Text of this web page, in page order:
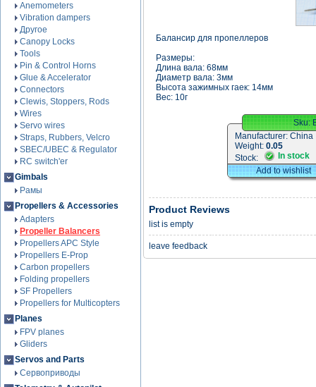
Anemometers
Vibration dampers
Другое
Canopy Locks
Tools
Pin & Control Horns
Glue & Accelerator
Connectors
Clewis, Stoppers, Rods
Wires
Servo wires
Straps, Rubbers, Velcro
SBEC/UBEC & Regulator
RC switch'er
Gimbals
Рамы
Propellers & Accessories
Adapters
Propeller Balancers
Propellers APC Style
Propellers E-Prop
Carbon propellers
Folding propellers
SF Propellers
Propellers for Multicopters
Planes
FPV planes
Gliders
Servos and Parts
Сервоприводы
Балансир для пропеллеров
Размеры:
Длина вала: 68мм
Диаметр вала: 3мм
Высота зажимных гаек: 14мм
Вес: 10г
Sku:
Manufacturer: China
Weight: 0.05
Stock:
In stock
Add to wishlist
Product Reviews
list is empty
leave feedback